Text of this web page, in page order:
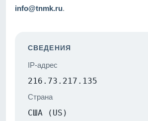
info@tnmk.ru.
СВЕДЕНИЯ
IP-адрес
216.73.217.135
Страна
США (US)